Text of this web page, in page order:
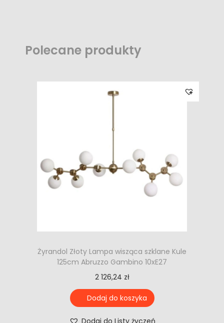
Polecane produkty
Żyrandol Złoty Lampa wisząca szklane Kule
125cm Abruzzo Gambino 10xE27
2 126,24 zł
Dodaj do koszyka
Dodaj do Listy życzeń